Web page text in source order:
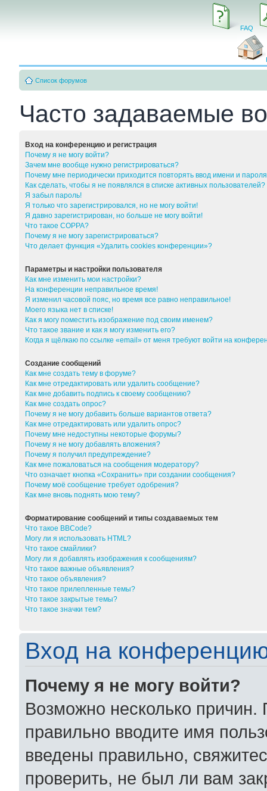
FAQ
Список форумов
Часто задаваемые
Вход на конференцию и регистрация
Почему я не могу войти?
Зачем мне вообще нужно регистрироваться?
Почему мне периодически приходится повторять ввод имени и
Как сделать, чтобы я не появлялся в списке активных пользователей?
Я забыл пароль!
Я только что зарегистрировался, но не могу войти!
Я давно зарегистрирован, но больше не могу войти!
Что такое COPPA?
Почему я не могу зарегистрироваться?
Что делает функция «Удалить cookies конференции»?
Параметры и настройки пользователя
Как мне изменить мои настройки?
На конференции неправильное время!
Я изменил часовой пояс, но время все равно неправильное!
Моего языка нет в списке!
Как я могу поместить изображение под своим именем?
Что такое звание и как я могу изменить его?
Когда я щёлкаю по ссылке «email» от меня требуют войти на
Создание сообщений
Как мне создать тему в форуме?
Как мне отредактировать или удалить сообщение?
Как мне добавить подпись к своему сообщению?
Как мне создать опрос?
Почему я не могу добавить больше вариантов ответа?
Как мне отредактировать или удалить опрос?
Почему мне недоступны некоторые форумы?
Почему я не могу добавлять вложения?
Почему я получил предупреждение?
Как мне пожаловаться на сообщения модератору?
Что означает кнопка «Сохранить» при создании сообщения?
Почему моё сообщение требует одобрения?
Как мне вновь поднять мою тему?
Форматирование сообщений и типы создаваемых тем
Что такое BBCode?
Могу ли я использовать HTML?
Что такое смайлики?
Могу ли я добавлять изображения к сообщениям?
Что такое важные объявления?
Что такое объявления?
Что такое прилепленные темы?
Что такое закрытые темы?
Что такое значки тем?
Вход на
Почему я не могу войти?
Возможно несколько причин.
правильно вводите имя
введены правильно,
проверить, не был ли вам